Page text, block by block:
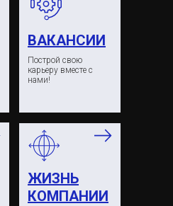
Построй свою
карьеру вместе с
нами!
ЖИЗНЬ
КОМПАНИИ
ВАКАНСИИ